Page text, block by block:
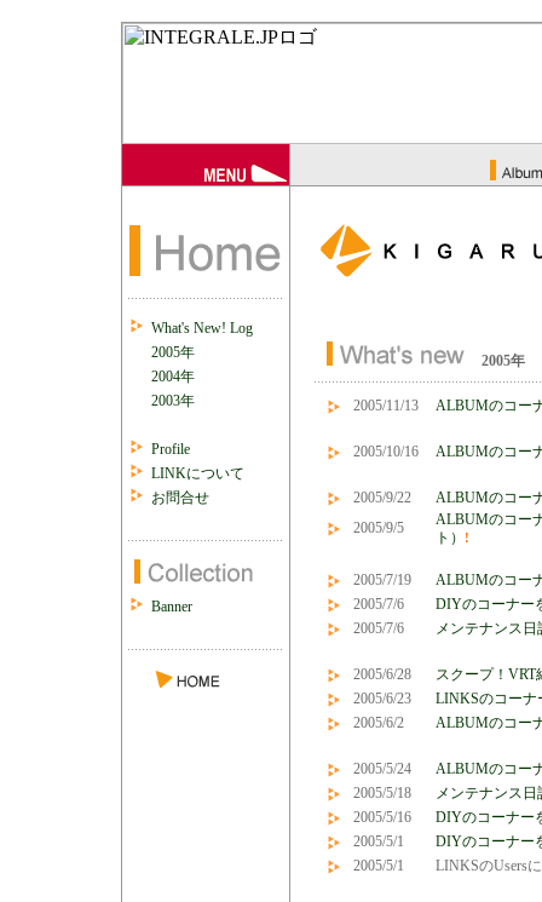
What's New! Log
2005年
2004年
2003年
Profile
LINKについて
お問合せ
Banner
2005年
2005/11/13 ALBUMのコー
2005/10/16 ALBUMのコー
2005/9/22
ALBUMのコー
2005/9/5
ALBUMのコー
ト）
!
2005/7/19
ALBUMのコー
2005/7/6
DIYのコーナー
2005/7/6
メンテナンス
2005/6/28
スクープ！
2005/6/23
LINKSのコーナ
2005/6/2
ALBUMのコー
2005/5/24
ALBUMのコー
2005/5/18
メンテナンス
2005/5/16
DIYのコーナー
2005/5/1
DIYのコーナー
2005/5/1
LINKSの